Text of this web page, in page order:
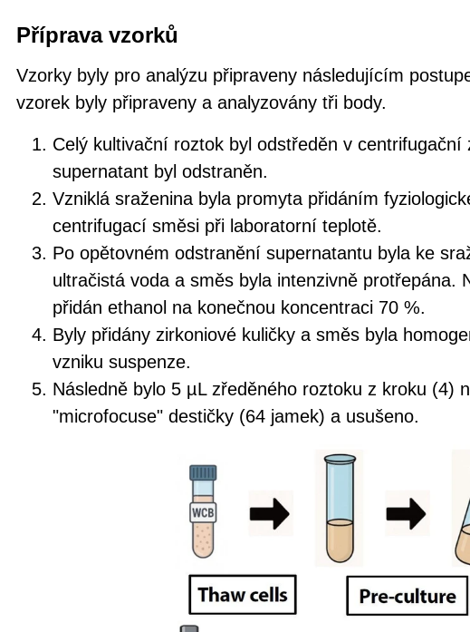
Příprava vzorků
Vzorky byly pro analýzu připraveny následujícím
vzorek byly připraveny a analyzovány tři body.
Celý kultivační roztok byl odstředěn v centrifugační
supernatant byl odstraněn.
Vzniklá sraženina byla promyta přidáním
centrifugací směsi při laboratorní teplotě.
Po opětovném odstranění supernatantu byla ke
ultračistá voda a směs byla intenzivně protřepána.
přidán ethanol na konečnou koncentraci 70 %.
Byly přidány zirkoniové kuličky a směs byla
vzniku suspenze.
Následně bylo 5 µL zředěného roztoku z kroku (4)
"microfocuse" destičky (64 jamek) a usušeno.